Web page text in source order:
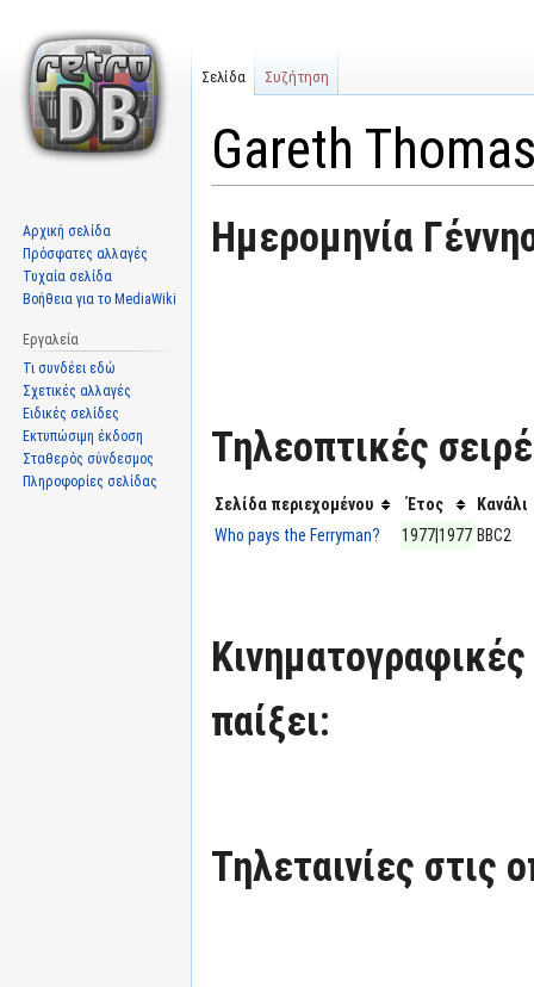
Gareth
Μετάβαση
στην
Πήδηση
στην
Ημερομηνία
Τηλεοπτικές
Σελίδα περιεχομένου Έτος
Κανάλι
Who pays the Ferryman?
1977|1977 BBC2
Κινηματογραφικές
παίξει:
Τηλεταινίες στις
Σελίδα Συζήτηση
Αρχική σελίδα
Πρόσφατες αλλαγές
Τυχαία σελίδα
Βοήθεια για το MediaWiki
Εργαλεία
Τι συνδέει εδώ
Σχετικές αλλαγές
Ειδικές σελίδες
Εκτυπώσιμη έκδοση
Σταθερός σύνδεσμος
Πληροφορίες σελίδας